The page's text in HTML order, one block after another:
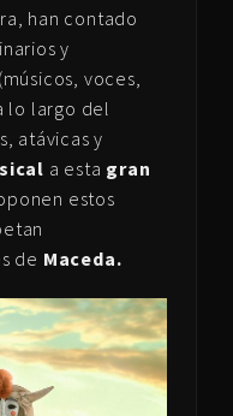
han contado
y
voces,
lo largo del
atávicas y
a esta gran
estos
de Maceda.